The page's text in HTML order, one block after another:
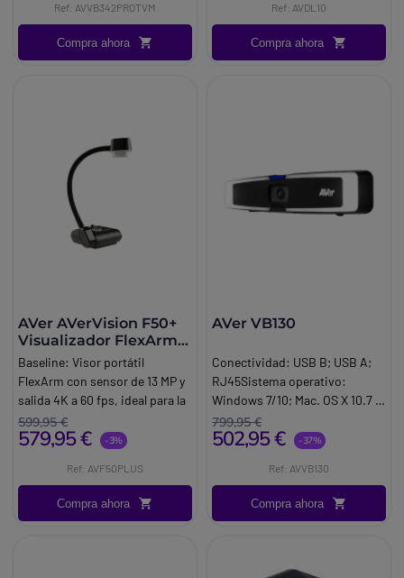
equipo certificado por AVer,
que es compatible con la
cámara de conferencias AVer
Ref: AVVB342PROTVM
Compra ahora
seguimiento IA: modo
presentador, modo zona,
modo híbridoÁngulos de
Ref: AVDL10
Compra ahora
AVer AVerVision F50+
Visualizador FlexArm
4K
Baseline: Visor portátil
FlexArm con sensor de 13 MP y
salida 4K a 60 fps, ideal para la
enseñanza interactiva,
presentaciones y captura de
Aver
599,95 €
579,95 € -3%
Ref: AVF50PLUS
Compra ahora
AVer VB130
Conectividad: USB B; USB A;
RJ45Sistema operativo:
Windows 7/10; Mac. OS X 10.7 o
posterior. Aplicaciones de
gestión: EZ Manager 2 /
rápida y sencilla: Plug & Play.
Smart. Speaker: seguimiento
de la voz del orador.
799,95 €
502,95 € -37%
Ref: AVVB130
Compra ahora